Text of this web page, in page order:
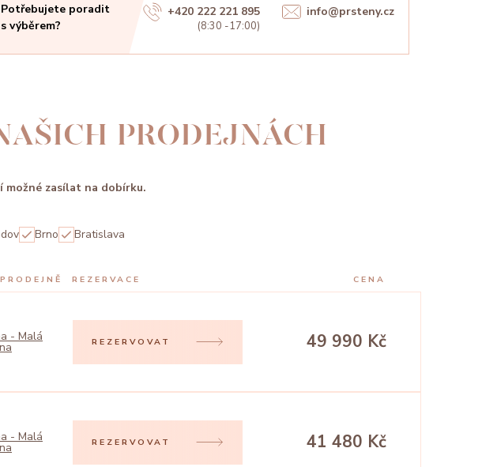
Potřebujete poradit
s výběrem?
+420 222 221 895
(8:30 -17:00)
info@prsteny.cz
PRODEJNÁCH
možné zasílat na dobírku.
Brno Bratislava
REZERVACE CENA
- Malá REZERVOVAT 49 990 Kč
- Malá REZERVOVAT 41 480 Kč